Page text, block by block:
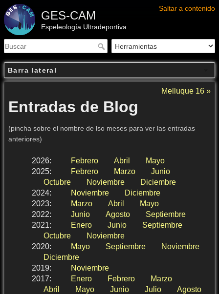
Saltar a contenido
GES-CAM
Espeleología Ultradeportiva
Barra lateral
Melluque 16 »
Entradas de Blog
(pincha sobre el nombre de lso meses para ver las entradas
anteriores)
2026: Febrero Abril
Mayo
2025: Febrero Marzo
Junio
Octubre
Noviembre
Diciembre
2024: Noviembre
Diciembre
2023: Marzo Abril
Mayo
2022: Junio Agosto
Septiembre
2021: Enero Junio
Septiembre
Octubre
Noviembre
2020: Mayo Septiembre
Noviembre
Diciembre
2019:
Noviembre
2017: Enero Febrero
Marzo
Abril
Mayo Junio Julio
Agosto